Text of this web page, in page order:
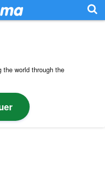
the world through the